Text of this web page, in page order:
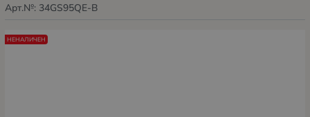
Арт.№: 34GS95QE-B
НЕНАЛИЧЕН